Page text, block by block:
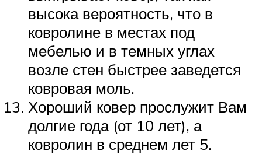
высока вероятность, что в
ковролине в местах под
мебелью и в темных углах
возле стен быстрее заведется
ковровая моль.
Хороший ковер прослужит Вам
долгие года (от 10 лет), а
ковролин в среднем лет 5.